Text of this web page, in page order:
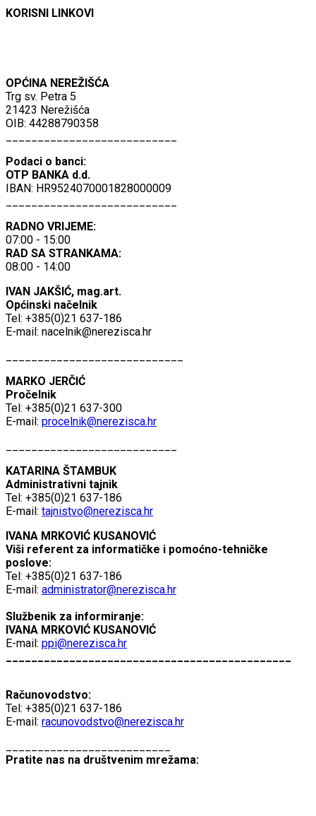
KORISNI LINKOVI
OPĆINA NEREŽIŠĆA
Trg sv. Petra 5
21423 Nerežišća
OIB: 44288790358
Podaci o banci:
OTP BANKA d.d.
IBAN: HR9524070001828000009
RADNO VRIJEME:
07:00 - 15:00
RAD SA STRANKAMA:
08:00 - 14:00
IVAN JAKŠIĆ, mag.art.
Općinski načelnik
Tel: +385(0)21 637-186
E-mail: nacelnik@nerezisca.hr
MARKO JERČIĆ
Pročelnik
Tel: +385(0)21 637-300
E-mail: procelnik@nerezisca.hr
KATARINA ŠTAMBUK
Administrativni tajnik
Tel: +385(0)21 637-186
E-mail: tajnistvo@nerezisca.hr
IVANA MRKOVIĆ KUSANOVIĆ
Viši referent za informatičke i pomoćno-tehničke
poslove:
Tel: +385(0)21 637-186
E-mail: administrator@nerezisca.hr
Službenik za informiranje:
IVANA MRKOVIĆ KUSANOVIĆ
E-mail: ppi@nerezisca.hr
Računovodstvo:
Tel: +385(0)21 637-186
E-mail: racunovodstvo@nerezisca.hr
Pratite nas na društvenim mrežama: